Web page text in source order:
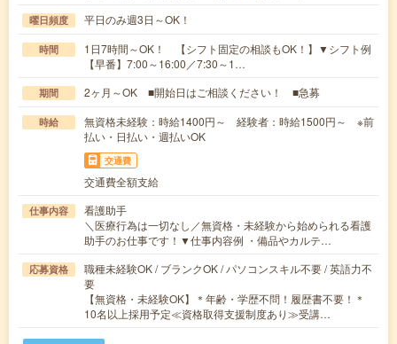
曜日頻度 平日のみ週3日～OK！
時間
1日7時間～OK！ 【シフト固定の相談もOK！】▼シフト例
【早番】7:00～16:00／7:30～1…
期間 2ヶ月～OK ■開始日はご相談ください！ ■急募
時給
無資格未経験：時給1400円～ 経験者：時給1500円～ ※前
払い・日払い・週払いOK
交通費
交通費全額支給
仕事内容
看護助手
＼医療行為は一切なし／無資格・未経験から始められる看護
助手のお仕事です！▼仕事内容例 ・備品やカルテ…
応募資格
職種未経験OK / ブランクOK / パソコンスキル不要 / 英語力不
要
【無資格・未経験OK】＊年齢・学歴不問！履歴書不要！＊
10名以上採用予定≪資格取得支援制度あり≫受講…